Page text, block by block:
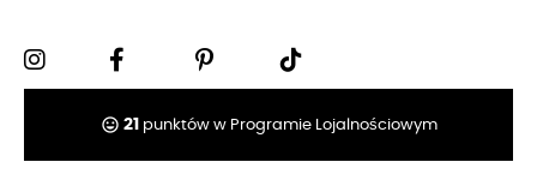
tag_faces 21 punktów w Programie Lojalnościowym